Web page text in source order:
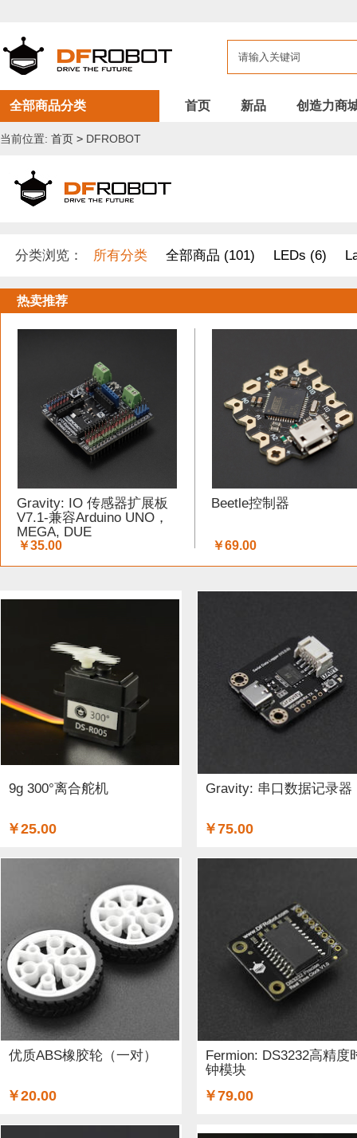
全部商品分类 首页 新品 创造力商
当前位置: 首页 > DFROBOT
分类浏览： 所有分类 全部商品 (101) LEDs (6)
开发原型及配件 (1)
电缆&电线 (1) 温湿度传感器 (37) DF纪念
结构件 (12) 键盘 (5) 液体传感器 (17)
3G/4G/5G (1) IO 扩展板 (75) Arduino 套件 (7)
电源模块 (19) 外壳&保护套 (9) 柔性传感器 (3)
加速度传感器 (32) LattePanda (1) 直流电机驱动器
RFID (3) LCD (17) LED
编码器
直流电机 (19) 电位计 (4) 锂电池 (2) 运
铜柱 (2) 太阳能 (3) 其他电子器件 (5) 其他线材 (15)
无线电（射频） (4) GSM/GPRS/GPS (1)
其他扩展板 (14)
STEM/创客 教育 (9) AI 人工智能 (4) 电子墨水 (2)
热卖推荐
Gravity: IO 传感器扩展板
V7.1-兼容Arduino UNO，
MEGA, DUE
￥35.00
Beetle控制器
￥69.00
9g 300°离合舵机
￥25.00
Gravity: 串口数据记录器
￥75.00
优质ABS橡胶轮（一对）
￥20.00
Fermion: DS3232高精度
钟模块
￥79.00